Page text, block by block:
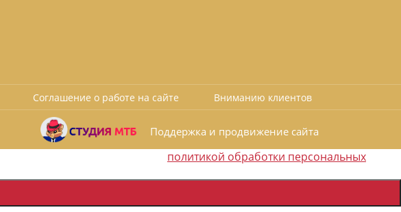
Соглашение о работе на сайте Вниманию клиентов
Поддержка и продвижение сайта
политикой обработки персональных